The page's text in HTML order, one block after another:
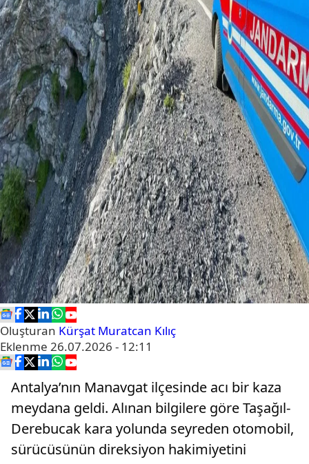
Oluşturan Kürşat Muratcan Kılıç
Eklenme 26.07.2026 - 12:11
Antalya’nın Manavgat ilçesinde acı bir kaza
meydana geldi. Alınan bilgilere göre Taşağıl-
Derebucak kara yolunda seyreden otomobil,
sürücüsünün direksiyon hakimiyetini